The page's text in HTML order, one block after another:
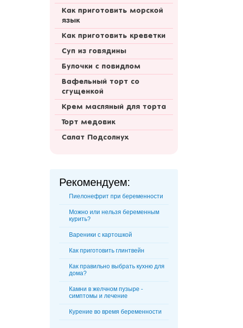
Как приготовить морской
язык
Как приготовить креветки
Суп из говядины
Булочки с повидлом
Вафельный торт со
сгущенкой
Крем масляный для торта
Торт медовик
Салат Подсолнух
Рекомендуем:
Пиелонефрит при беременности
Можно или нельзя беременным
курить?
Вареники с картошкой
Как приготовить глинтвейн
Как правильно выбрать кухню для
дома?
Камни в желчном пузыре -
симптомы и лечение
Курение во время беременности